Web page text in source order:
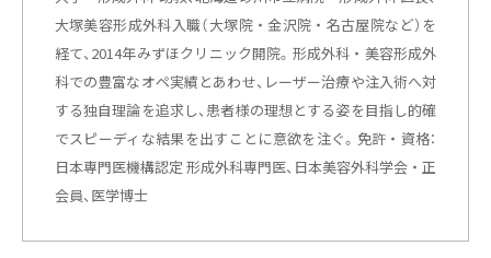
大塚美容形成外科入職（大塚院・金沢院・名古屋院など）を
経て、2014年みずほクリニック開院。形成外科・美容形成外
科での豊富なオペ実績とあわせ、レーザー治療や注入術へ対
する独自理論を追求し、患者様の理想とする姿を目指し的確
でスピーディな結果を出すことに意欲を注ぐ。免許・資格：
日本専門医機構認定 形成外科専門医、日本美容外科学会・正
会員、医学博士